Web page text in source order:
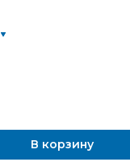
В корзину